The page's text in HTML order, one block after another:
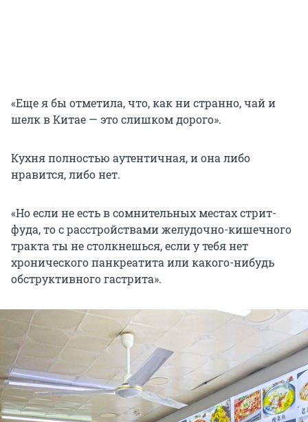
«Еще я бы отметила, что, как ни странно, чай и
шелк в Китае — это слишком дорого».
Кухня полностью аутентичная, и она либо
нравится, либо нет.
«Но если не есть в сомнительных местах стрит-
фуда, то с расстройствами желудочно-кишечного
тракта ты не столкнешься, если у тебя нет
хронического панкреатита или какого-нибудь
обструктивного гастрита».